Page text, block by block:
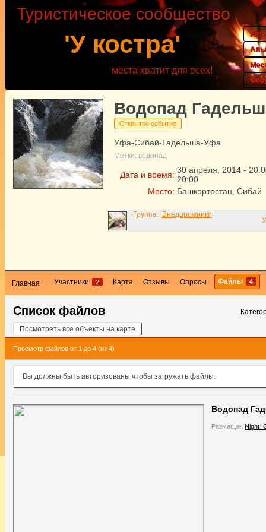
'У костра'
Туристическое сообщество
места хватит для всех!
Водопад
Открытое событие
Уфа-Сибай-Гадельша-Уфа
Метки: водопад
Дата и время: 30 апреля 2014 -
20:00
Место: Башкортостан, Сибай
·Группа: Внедорожники
Главная Участники 2 Карта Отзывы Опросы Файлы 4
Список файлов
Посмотреть все объекты на карте
Просмотр файлов от 1 до 4 (из 4)
Вы должны быть авторизованы чтобы загружать файлы.
Водопад
Размещен